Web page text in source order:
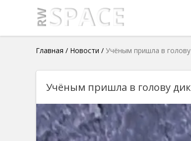
Главная / Новости / Учёным пришла в
Учёным пришла в голову